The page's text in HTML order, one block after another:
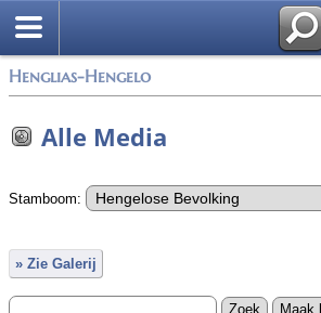
Henglias-Hengelo
Alle Media
Stamboom:
» Zie Galerij